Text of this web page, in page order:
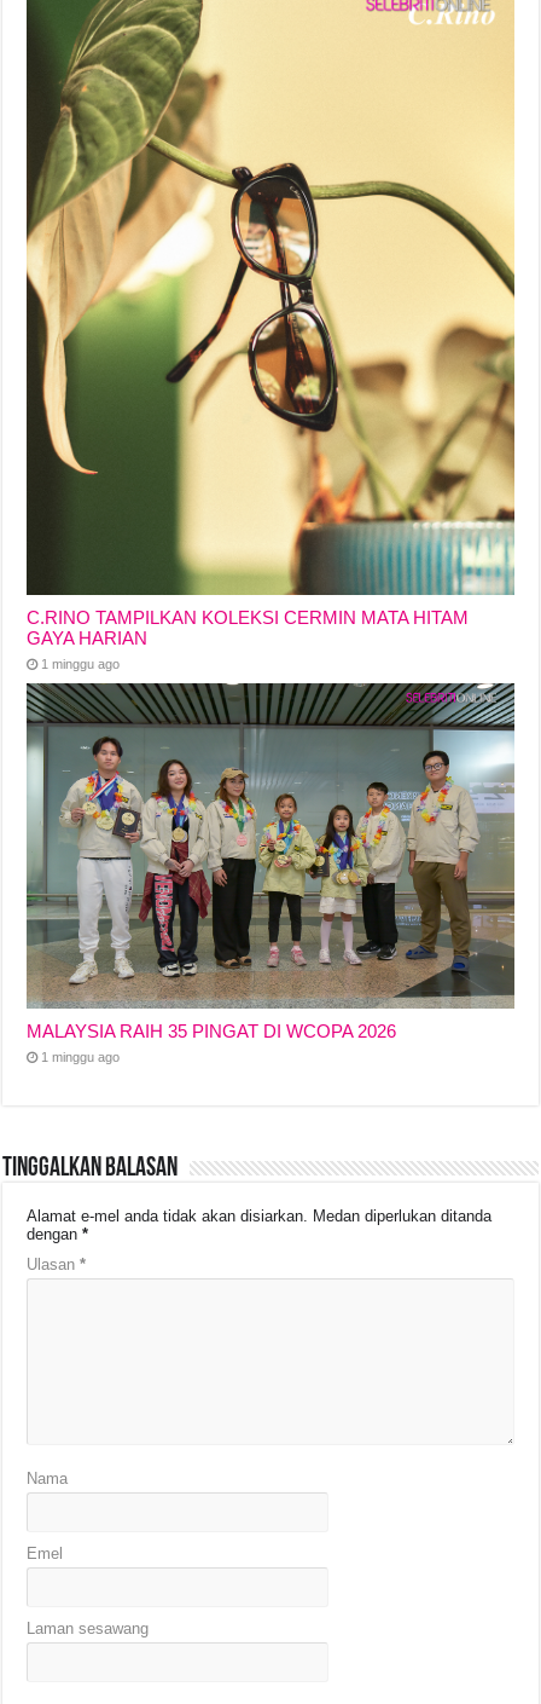
C.RINO TAMPILKAN KOLEKSI CERMIN MATA HITAM
GAYA HARIAN
1 minggu ago
MALAYSIA RAIH 35 PINGAT DI WCOPA 2026
1 minggu ago
Tinggalkan Balasan
Alamat e-mel anda tidak akan disiarkan.
Medan diperlukan ditanda
dengan*
Ulasan*
Nama
Emel
Laman sesawang